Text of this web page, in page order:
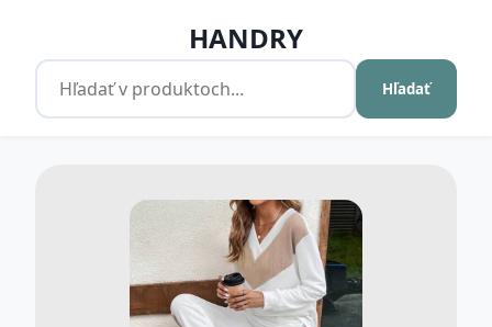
HANDRY
Hľadať